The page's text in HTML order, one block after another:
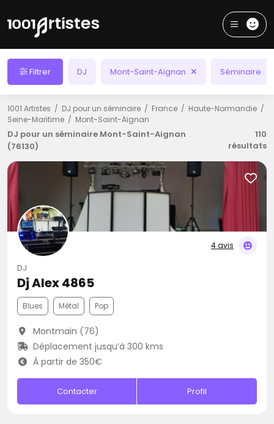
Filtrer DJ Mont-Saint-Aignan Séminaire
1001 Artistes DJ pour un séminaire France
Haute-Normandie
Seine-Maritime
Mont-Saint-Aignan
DJ pour un séminaire Mont-Saint-Aignan
(76130)
110
résultats
4 avis
DJ
Dj Alex 4865
Blues Métal Pop
Montmain (76)
Déplacement jusqu’à 300 kms
À partir de 350€
Contacter Profil